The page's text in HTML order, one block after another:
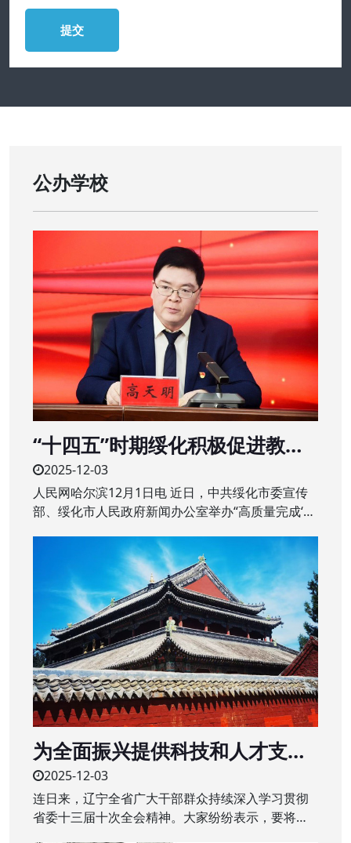
提交
公办学校
“十四五”时期绥化积极促进教育
质量提升 建设“家门口”的优质学
校
2025-12-03
人民网哈尔滨12月1日电 近日，中共绥化市委宣传
部、绥化市人民政府新闻办公室举办“高质量完成‘十
“十四五”时期教育改革发展成绩作专题发布。
为全面振兴提供科技和人才支撑
——辽宁全省广大干部群众深入
学习贯彻省委十三届十次全会精
神
2025-12-03
连日来，辽宁全省广大干部群众持续深入学习贯彻
省委十三届十次全会精神。大家纷纷表示，要将全